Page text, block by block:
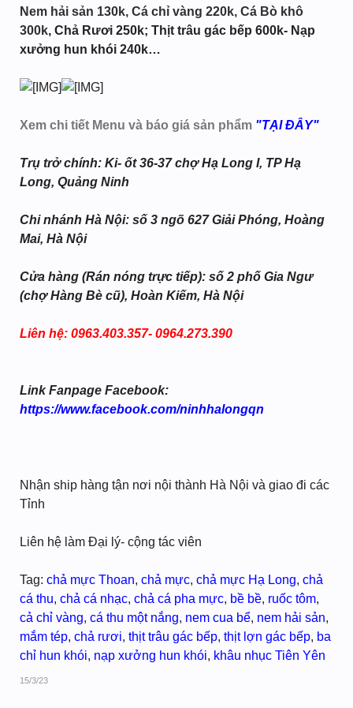
Nem hải sản 130k, Cá chỉ vàng 220k, Cá Bò khô
300k, Chả Rươi 250k; Thịt trâu gác bếp 600k- Nạp
xưởng hun khói 240k…
Xem chi tiết Menu và báo giá sản phẩm "TẠI ĐÂY"
Trụ trở chính: Ki- ốt 36-37 chợ Hạ Long I, TP Hạ
Long, Quảng Ninh
Chi nhánh Hà Nội: số 3 ngõ 627 Giải Phóng, Hoàng
Mai, Hà Nội
Cửa hàng (Rán nóng trực tiếp): số 2 phố Gia Ngư
(chợ Hàng Bè cũ), Hoàn Kiếm, Hà Nội
Liên hệ: 0963.403.357- 0964.273.390
Link Fanpage Facebook:
https://www.facebook.com/ninhhalongqn
Nhận ship hàng tận nơi nội thành Hà Nội và giao đi các
Tỉnh
Liên hệ làm Đại lý- cộng tác viên
Tag: chả mực Thoan, chả mực, chả mực Hạ Long, chả
cá thu, chả cá nhạc, chả cá pha mực, bề bề, ruốc tôm,
cả chỉ vàng, cá thu một nắng, nem cua bể, nem hải sản,
mắm tép, chả rươi, thịt trâu gác bếp, thịt lợn gác bếp, ba
chỉ hun khói, nạp xưởng hun khói, khâu nhục Tiên Yên
15/3/23